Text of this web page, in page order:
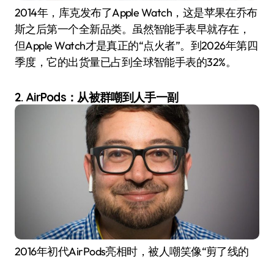
2014年，库克发布了Apple Watch，这是苹果在乔布
斯之后第一个全新品类。虽然智能手表早就存在，
但Apple Watch才是真正的“点火者”。到2026年第四
季度，它的出货量已占到全球智能手表的32%。
2. AirPods：从被群嘲到人手一副
2016年初代AirPods亮相时，被人嘲笑像“剪了线的